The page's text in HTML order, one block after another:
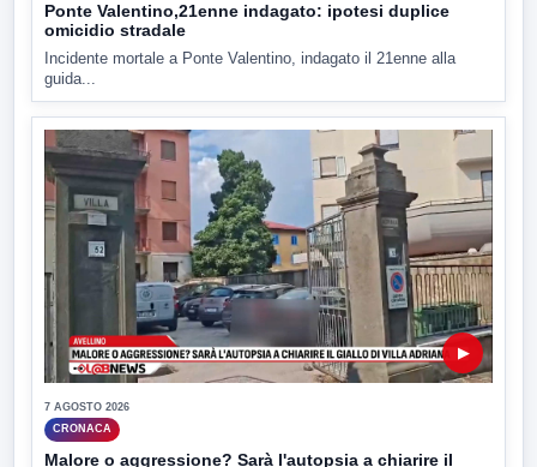
Ponte Valentino,21enne indagato: ipotesi duplice
omicidio stradale
Incidente mortale a Ponte Valentino, indagato il 21enne alla
guida...
▶
7 AGOSTO 2026
CRONACA
Malore o aggressione? Sarà l'autopsia a chiarire il